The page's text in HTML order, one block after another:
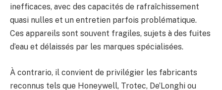
inefficaces, avec des capacités de rafraîchissement
quasi nulles et un entretien parfois problématique.
Ces appareils sont souvent fragiles, sujets à des fuites
d’eau et délaissés par les marques spécialisées.
À contrario, il convient de privilégier les fabricants
reconnus tels que Honeywell, Trotec, De’Longhi ou